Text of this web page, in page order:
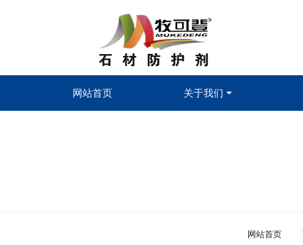
网站首页 关于我们
网站首页